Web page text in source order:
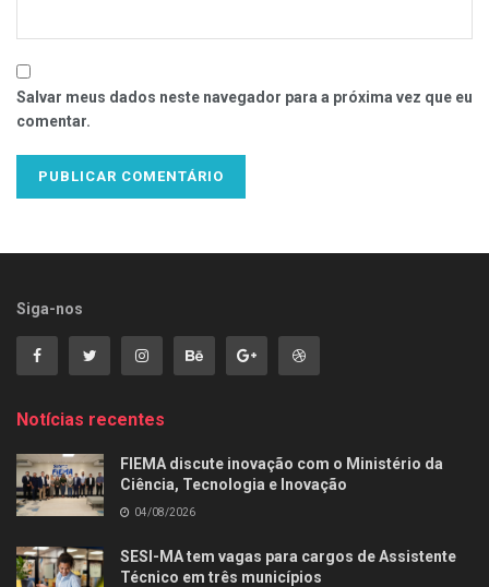
Salvar meus dados neste navegador para a próxima vez que eu
comentar.
Siga-nos
Notícias recentes
FIEMA discute inovação com o Ministério da
Ciência, Tecnologia e Inovação
04/08/2026
SESI-MA tem vagas para cargos de Assistente
Técnico em três municípios